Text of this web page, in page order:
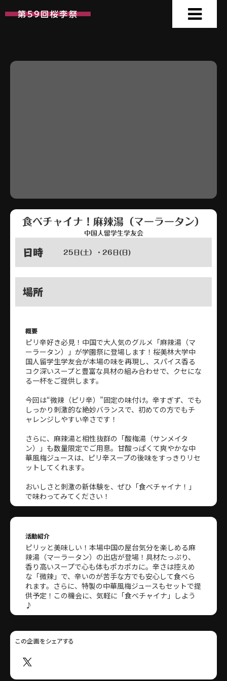
第59回桜李祭
食べチャイナ！麻辣湯（マーラータン）
中国人留学生学友会
日時 25日(土）・26日(日)
場所
概要
ピリ辛好き必見！中国で大人気のグルメ「麻辣湯（マ
ーラータン）」が学園祭に登場します！桜美林大学中
国人留学生学友会が本場の味を再現し、スパイス香る
コク深いスープと豊富な具材の組み合わせで、クセにな
る一杯をご提供します。
今回は“微辣（ピリ辛）”固定の味付け。辛すぎず、でも
しっかり刺激的な絶妙バランスで、初めての方でもチ
ャレンジしやすい辛さです！
さらに、麻辣湯と相性抜群の「酸梅湯（サンメイタ
ン）」も数量限定でご用意。甘酸っぱくて爽やかな中
華風梅ジュースは、ピリ辛スープの後味をすっきりリセ
ットしてくれます。
おいしさと刺激の新体験を、ぜひ「食べチャイナ！」
で味わってみてください！
活動紹介
ピリッと美味しい！本場中国の屋台気分を楽しめる麻
辣湯（マーラータン）の出店が登場！具材たっぷり、
香り高いスープで心も体もポカポカに。辛さは控えめ
な「微辣」で、辛いのが苦手な方でも安心して食べら
れます。さらに、特製の中華風梅ジュースもセットで提
供予定！この機会に、気軽に「食べチャイナ」しよう
♪
この企画をシェアする